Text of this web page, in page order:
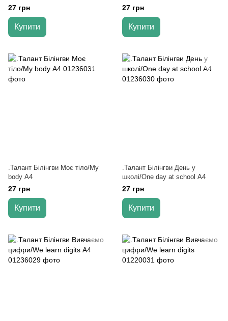
А4
27 грн
Купити
27 грн
Купити
.Талант Білінгви Моє тіло/My
body А4
27 грн
Купити
.Талант Білінгви День у
школі/One day at school А4
27 грн
Купити